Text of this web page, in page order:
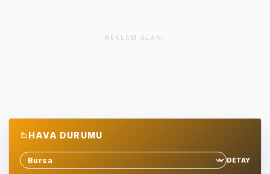
REKLAM ALANI
HAVA DURUMU
Sehir sec
DETAY